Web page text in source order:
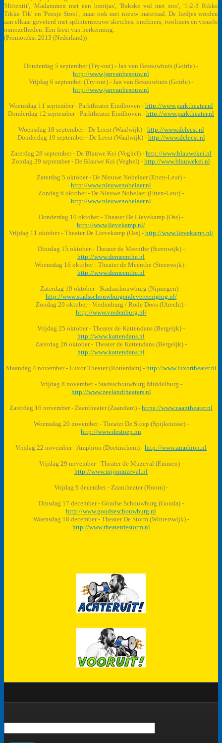
'Hittentit', 'Madammen met een bontjas', 'Bakske vol met stro', '1-2-3 Rikke
Tikke Tik' en 'Poesje Stoei', maar ook met nieuw materiaal. De liedjes worden
aan elkaar geveterd met splinternieuwe sketches, oneliners, twoliners en visuele
onnozelheden. Een feest van herkenning.
(Promotekst 2013 (Nederland))
Donderdag 5 september (Try-out) - Jan van Besouwhuis (Goirle) -
http://www.janvanbesouw.nl
Vrijdag 6 september (Try-out) - Jan van Besouwhuis (Goirle) -
http://www.janvanbesouw.nl
Woensdag 11 september - Parktheater Eindhoven - http://www.parktheater.nl
Donderdag 12 september - Parktheater Eindhoven - http://www.parktheater.nl
Woensdag 18 september - De Leest (Waalwijk) - http://www.deleest.nl
Donderdag 19 september - De Leest (Waalwijk) - http://www.deleest.nl
Zaterdag 28 september - De Blauwe Kei (Veghel) - http://www.blauwekei.nl
Zondag 29 september - De Blauwe Kei (Veghel) - http://www.blauwekei.nl
Zaterdag 5 oktober - De Nieuwe Nobelaer (Etten-Leur) -
http://www.nieuwenobelaer.nl
Zondag 6 oktober - De Nieuwe Nobelaer (Etten-Leur) -
http://www.nieuwenobelaer.nl
Donderdag 10 oktober - Theater De Lievekamp (Oss) -
http://www.lievekamp.nl/
Vrijdag 11 oktober - Theater De Lievekamp (Oss) - http://www.lievekamp.nl/
Dinsdag 15 oktober - Theater de Meenthe (Steenwijk) -
http://www.demeenthe.nl
Woensdag 16 oktober - Theater de Meenthe (Steenwijk) -
http://www.demeenthe.nl
Zaterdag 19 oktober - Stadsschouwburg (Nijmegen) -
http://www.stadsschouwburgendevereeniging.nl/
Zondag 20 oktober - Vredenburg / Rode Doos (Utrecht) -
http://www.vredenburg.nl/
Vrijdag 25 oktober - Theater de Kattendans (Bergeijk) -
http://www.kattendans.nl
Zaterdag 26 oktober - Theater de Kattendans (Bergeijk) -
http://www.kattendans.nl
Maandag 4 november - Luxor Theater (Rotterdam) - http://www.luxortheater.nl
Vrijdag 8 november - Stadsschouwburg Middelburg -
http://www.zeelandtheaters.nl
Zaterdag 16 november - Zaantheater (Zaandam) - https://www.zaantheater.nl
Woensdag 20 november - Theater De Stoep (Spijkenisse) -
http://www.destoep.nu
Vrijdag 22 november - Amphion (Doetinchem) - http://www.amphion.nl
Vrijdag 29 november - Theater de Muzeval (Emmen) -
http://www.mijnmuzeval.nl
Vrijdag 9 december - Zaantheater (Hoorn) -
Dinsdag 17 december - Goudse Schouwburg (Gouda) -
http://www.goudseschouwburg.nl
Woensdag 18 december - Theater De Storm (Winterswijk) -
http://www.theaterdestorm.nl